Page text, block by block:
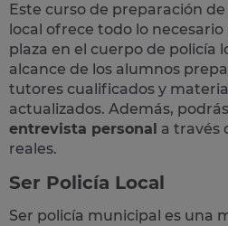
Este curso de preparación de
local ofrece todo lo
plaza en el cuerpo de policía
alcance de los alumnos
tutores cualificados y
actualizados. Además, podrás
entrevista personal a través
reales.
Ser Policía Local
Ser policía municipal es una